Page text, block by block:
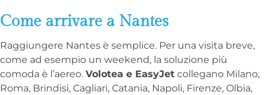
Come arrivare a Nantes
Raggiungere Nantes è semplice. Per una visita breve,
come ad esempio un weekend, la soluzione più
comoda è l’aereo. Volotea e EasyJet collegano Milano,
Roma, Brindisi, Cagliari, Catania, Napoli, Firenze, Olbia,